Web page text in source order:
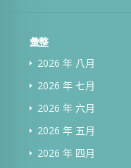
彙整
2026 年 八月
2026 年 七月
2026 年 六月
2026 年 五月
2026 年 四月